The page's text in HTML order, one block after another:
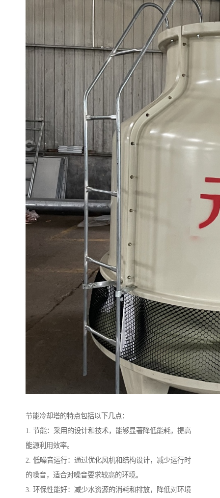
节能冷却塔的特点包括以下几点：
1. 节能：采用的设计和技术，能够显著降低能耗，提高
能源利用效率。
2. 低噪音运行：通过优化风机和结构设计，减少运行时
的噪音，适合对噪音要求较高的环境。
3. 环保性能好：减少水资源的消耗和排放，降低对环境